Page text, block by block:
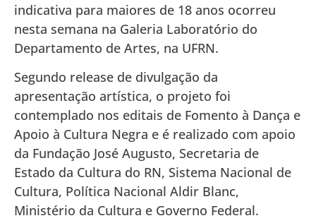
indicativa para maiores de 18 anos ocorreu
nesta semana na Galeria Laboratório do
Departamento de Artes, na UFRN.
Segundo release de divulgação da
apresentação artística, o projeto foi
contemplado nos editais de Fomento à Dança e
Apoio à Cultura Negra e é realizado com apoio
da Fundação José Augusto, Secretaria de
Estado da Cultura do RN, Sistema Nacional de
Cultura, Política Nacional Aldir Blanc,
Ministério da Cultura e Governo Federal.